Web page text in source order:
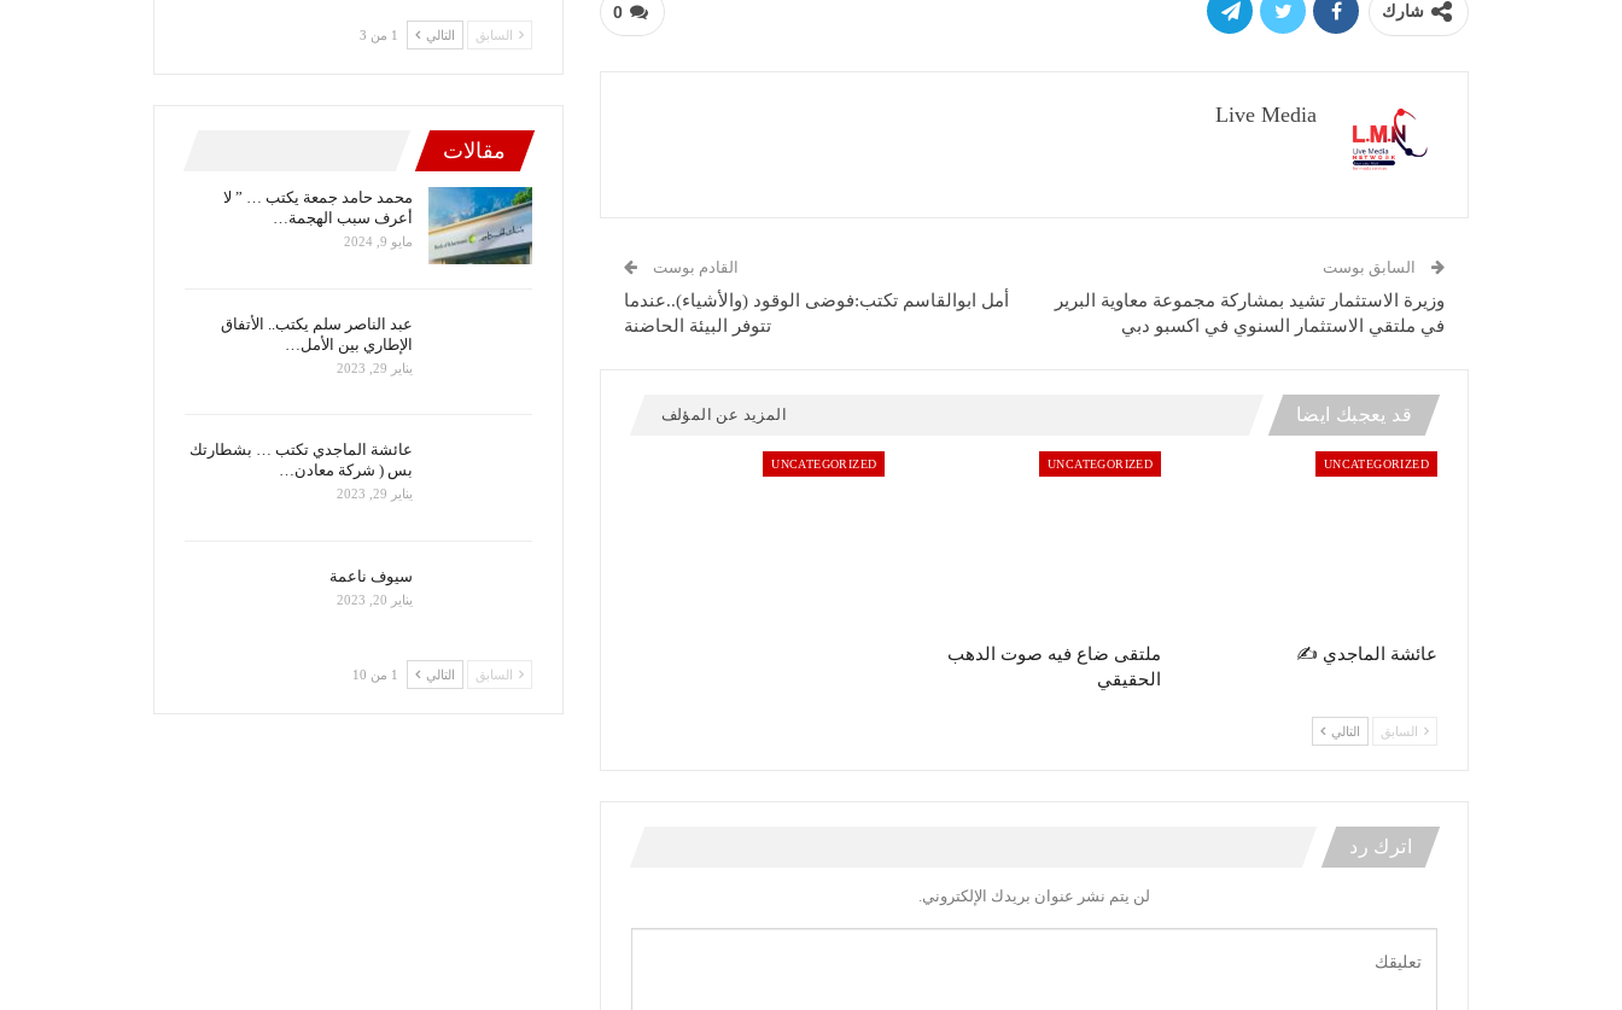
0 شارك
Live Media
السابق بوست
وزيرة الاستثمار تشيد بمشاركة مجموعة معاوية البرير
في ملتقي الاستثمار السنوي في اكسبو دبي
القادم بوست
أمل ابوالقاسم تكتب:فوضى الوقود (والأشياء)..عندما
تتوفر البيئة الحاضنة
قد يعجبك ايضا المزيد عن المؤلف
UNCATEGORIZED
عائشة الماجدي ✍️
UNCATEGORIZED
ملتقى ضاع فيه صوت الدهب
الحقيقي
UNCATEGORIZED
السابق التالي
اترك رد
لن يتم نشر عنوان بريدك الإلكتروني.
السابق التالي 1 من 3
مقالات
محمد حامد جمعة يكتب … ” لا
أعرف سبب الهجمة…
مايو 9, 2024
عبد الناصر سلم يكتب.. الأتفاق
الإطاري بين الأمل…
يناير 29, 2023
عائشة الماجدي تكتب … بشطارتك
بس ( شركة معادن…
يناير 29, 2023
سيوف ناعمة
يناير 20, 2023
السابق التالي 1 من 10